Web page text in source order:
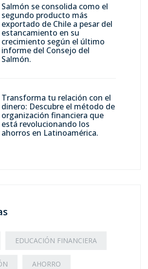
Salmón se consolida como el
segundo producto más
exportado de Chile a pesar del
estancamiento en su
crecimiento según el último
informe del Consejo del
Salmón.
Transforma tu relación con el
dinero: Descubre el método de
organización financiera que
está revolucionando los
ahorros en Latinoamérica.
EDUCACIÓN FINANCIERA
AHORRO